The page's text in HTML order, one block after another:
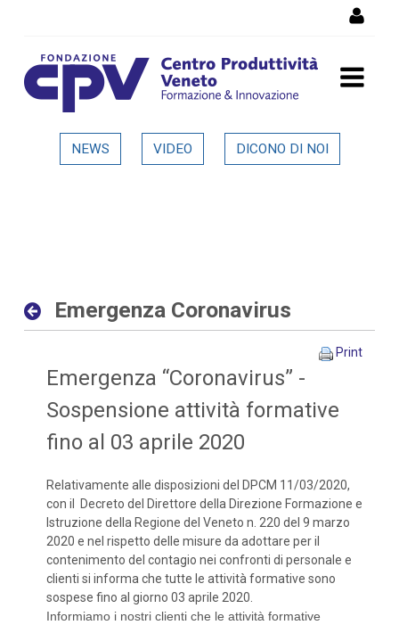
Emergenza Coronavirus -
NEWS VIDEO DICONO DI NOI
Emergenza Coronavirus
Print
Emergenza “Coronavirus” -
Sospensione attività formative
fino al 03 aprile 2020
Relativamente alle disposizioni del DPCM 11/03/2020,
con il Decreto del Direttore della Direzione Formazione e
Istruzione della Regione del Veneto n. 220 del 9 marzo
2020 e nel rispetto delle misure da adottare per il
contenimento del contagio nei confronti di personale e
clienti si informa che tutte le attività formative sono
sospese fino al giorno 03 aprile 2020.
Informiamo i nostri clienti che le attività formative